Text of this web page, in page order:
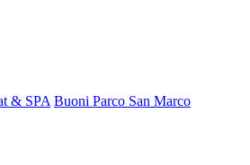
& SPA Buoni Parco San Marco